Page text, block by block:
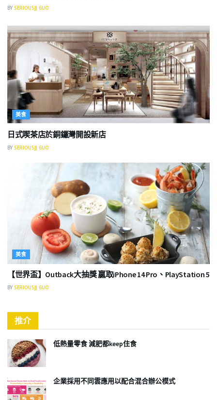
BY SERIOUSJJ 6UO
美食
日式喫茶店於銅鑼灣開設新店
BY SERIOUSJJ 6UO
美食
【世界盃】Outback大抽獎 贏取iPhone 14 Pro、PlayStation 5
BY SERIOUSJJ 6UO
推介
低熱量零食 減肥都keep住食
企業採用不同雲應用以配合混合辦公模式